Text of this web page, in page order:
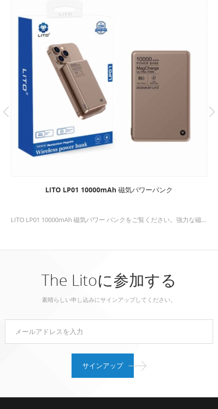
LITO LP01 10000mAh 磁気パワー バンクをご覧ください。強力な磁石を備えた大容量で旅行に適したパワー バンクで、外出先でも簡単かつ確実に充電できます。
LITO LP02 20000mah 磁気ワイヤレ
The Litoに参加する
素晴らしい申し込みにサインアップしてください。